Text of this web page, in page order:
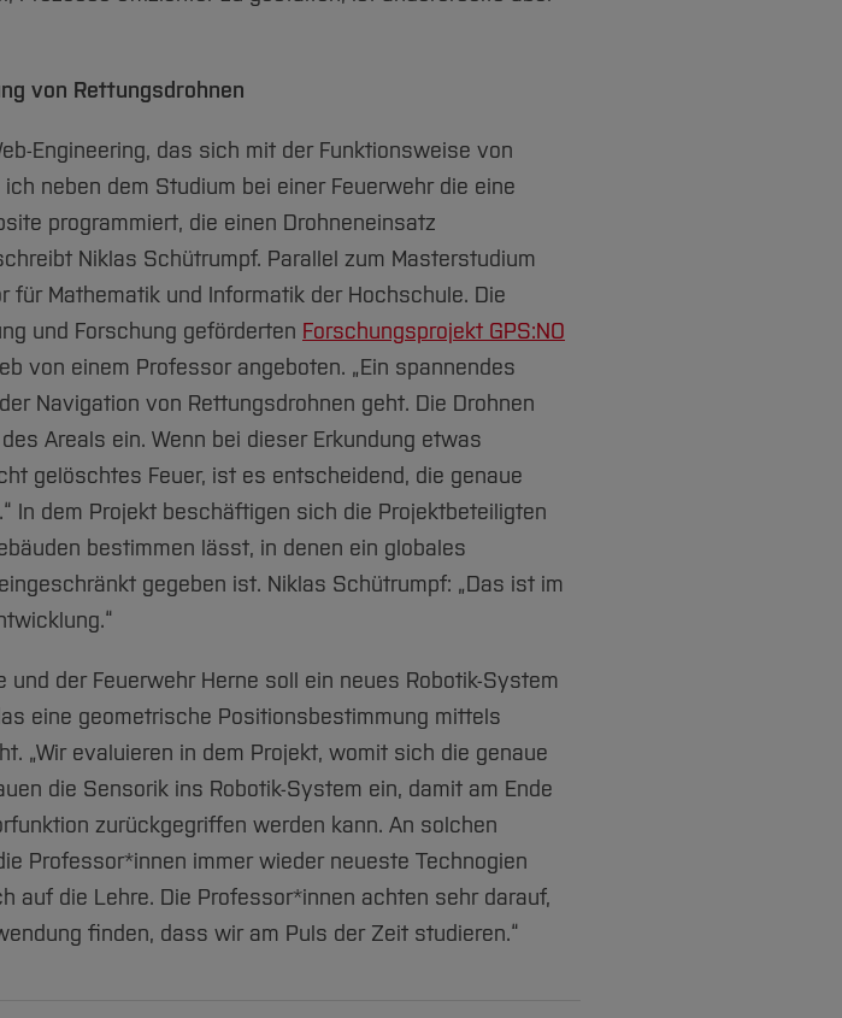
von Rettungsdrohnen
Engineering, das sich mit der Funktionsweise von
neben dem Studium bei einer Feuerwehr die eine
programmiert, die einen Drohneneinsatz
Niklas Schütrumpf. Parallel zum Masterstudium
Mathematik und Informatik der Hochschule. Die
und Forschung geförderten Forschungsprojekt GPS:NO
von einem Professor angeboten. „Ein spannendes
Navigation von Rettungsdrohnen geht. Die Drohnen
Areals ein. Wenn bei dieser Erkundung etwas
gelöschtes Feuer, ist es entscheidend, die genaue
In dem Projekt beschäftigen sich die Projektbeteiligten
bestimmen lässt, in denen ein globales
gegeben ist. Niklas Schütrumpf: „Das ist im
der Feuerwehr Herne soll ein neues Robotik-System
eine geometrische Positionsbestimmung mittels
„Wir evaluieren in dem Projekt, womit sich die genaue
die Sensorik ins Robotik-System ein, damit am Ende
zurückgegriffen werden kann. An solchen
Professor*innen immer wieder neueste Technogien
auf die Lehre. Die Professor*innen achten sehr darauf,
finden, dass wir am Puls der Zeit studieren.“